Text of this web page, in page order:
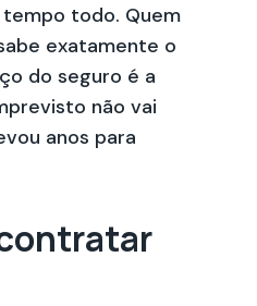
todo. Quem
exatamente o
do seguro é a
não vai
anos para